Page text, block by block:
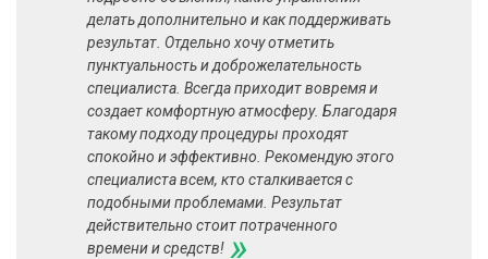
делать дополнительно и как поддерживать
результат. Отдельно хочу отметить
пунктуальность и доброжелательность
специалиста. Всегда приходит вовремя и
создает комфортную атмосферу. Благодаря
такому подходу процедуры проходят
спокойно и эффективно. Рекомендую этого
специалиста всем, кто сталкивается с
подобными проблемами. Результат
действительно стоит потраченного
времени и средств! »